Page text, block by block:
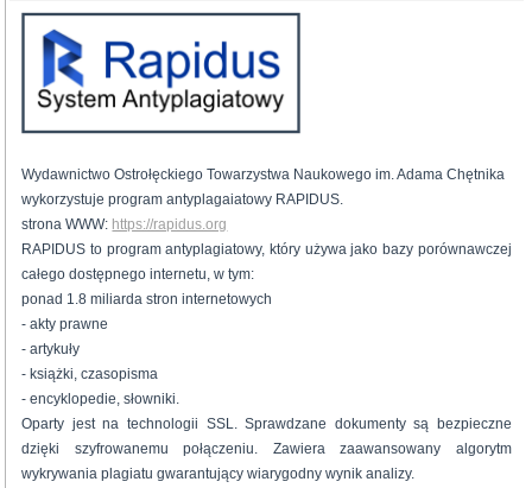
Wydawnictwo Ostrołęckiego Towarzystwa Naukowego im. Adama Chętnika
wykorzystuje program antyplagaiatowy RAPIDUS.
strona WWW: https://rapidus.org
RAPIDUS to program antyplagiatowy, który używa jako bazy porównawczej
całego dostępnego internetu, w tym:
ponad 1.8 miliarda stron internetowych
- akty prawne
- artykuły
- książki, czasopisma
- encyklopedie, słowniki.
Oparty jest na technologii SSL. Sprawdzane dokumenty są bezpieczne
dzięki szyfrowanemu połączeniu. Zawiera zaawansowany algorytm
wykrywania plagiatu gwarantujący wiarygodny wynik analizy.